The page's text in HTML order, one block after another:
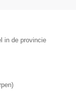
in de provincie
)